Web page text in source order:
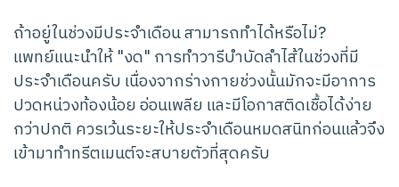
ถ้าอยู่ในช่วงมีประจำเดือน สามารถทำได้หรือไม่?
แพทย์แนะนำให้ "งด" การทำวารีบำบัดลำไส้ในช่วงที่มี
ประจำเดือนครับ เนื่องจากร่างกายช่วงนั้นมักจะมีอาการ
ปวดหน่วงท้องน้อย อ่อนเพลีย และมีโอกาสติดเชื้อได้ง่าย
กว่าปกติ ควรเว้นระยะให้ประจำเดือนหมดสนิทก่อนแล้วจึง
เข้ามาทำทรีตเมนต์จะสบายตัวที่สุดครับ